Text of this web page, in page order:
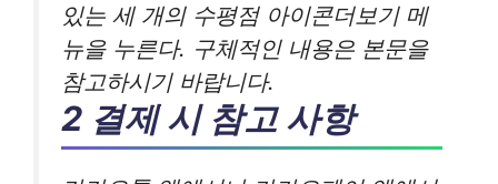
있는 세 개의 수평점 아이콘더보기 메
뉴을 누른다. 구체적인 내용은 본문을
참고하시기 바랍니다.
2 결제 시 참고 사항